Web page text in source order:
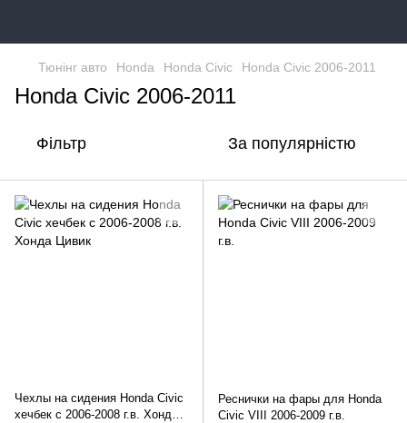
Тюнінг авто Honda Honda Civic Honda Civic 2006-2011
Honda Civic 2006-2011
Фільтр За популярністю
Чехлы на сидения Honda Civic
хечбек c 2006-2008 г.в. Хонда
Реснички на фары для Honda
Civic VIII 2006-2009 г.в.